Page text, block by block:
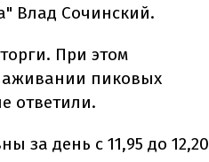
Влад Сочинский.
При этом
пиковых
ответили.
за день с 11,95 до 12,20